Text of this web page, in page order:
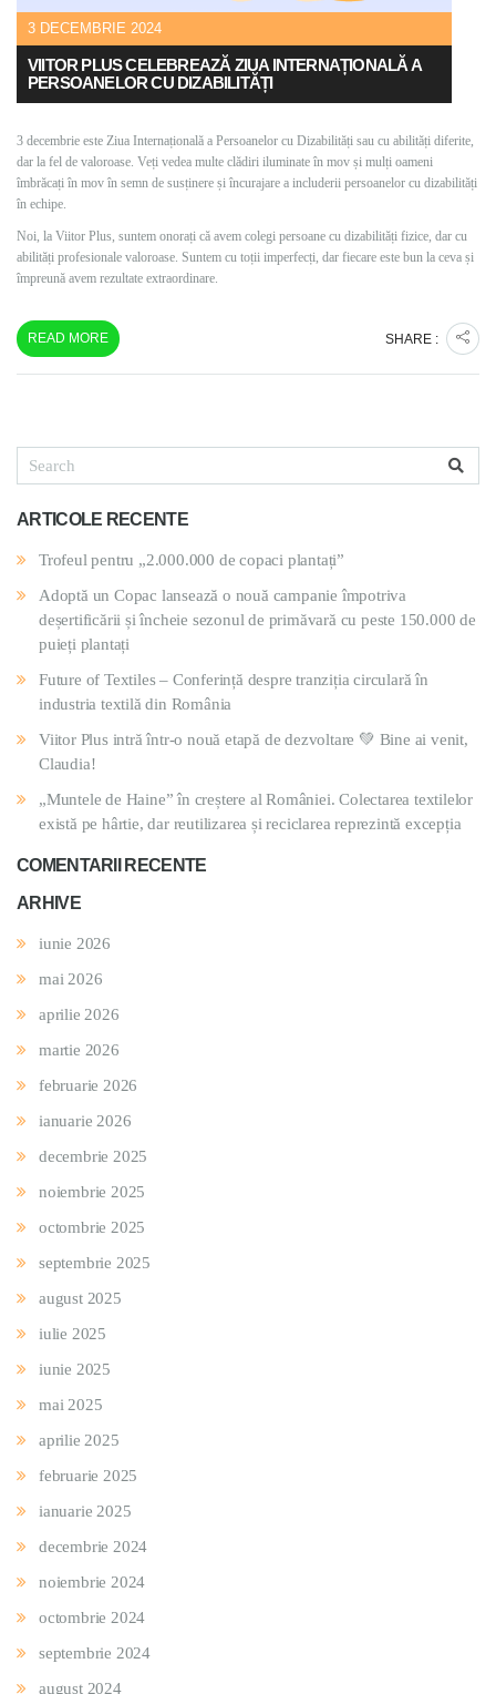
3 DECEMBRIE 2024
VIITOR PLUS CELEBREAZĂ ZIUA INTERNAȚIONALĂ A
PERSOANELOR CU DIZABILITĂȚI
3 decembrie este Ziua Internațională a Persoanelor cu Dizabilități sau cu abilități diferite,
dar la fel de valoroase. Veți vedea multe clădiri iluminate în mov și mulți oameni
îmbrăcați în mov în semn de susținere și încurajare a includerii persoanelor cu dizabilități
în echipe.
Noi, la Viitor Plus, suntem onorați că avem colegi persoane cu dizabilități fizice, dar cu
abilități profesionale valoroase. Suntem cu toții imperfecți, dar fiecare este bun la ceva și
împreună avem rezultate extraordinare.
READ MORE SHARE :
ARTICOLE RECENTE
Trofeul pentru „2.000.000 de copaci plantați”
Adoptă un Copac lansează o nouă campanie împotriva
deșertificării și încheie sezonul de primăvară cu peste 150.000 de
puieți plantați
Future of Textiles – Conferință despre tranziția circulară în
industria textilă din România
Viitor Plus intră într-o nouă etapă de dezvoltare 💚 Bine ai venit,
Claudia!
„Muntele de Haine” în creștere al României. Colectarea textilelor
există pe hârtie, dar reutilizarea și reciclarea reprezintă excepția
COMENTARII RECENTE
ARHIVE
iunie 2026
mai 2026
aprilie 2026
martie 2026
februarie 2026
ianuarie 2026
decembrie 2025
noiembrie 2025
octombrie 2025
septembrie 2025
august 2025
iulie 2025
iunie 2025
mai 2025
aprilie 2025
februarie 2025
ianuarie 2025
decembrie 2024
noiembrie 2024
octombrie 2024
septembrie 2024
august 2024